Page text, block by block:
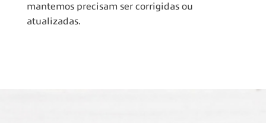
mantemos precisam ser corrigidas ou
atualizadas.